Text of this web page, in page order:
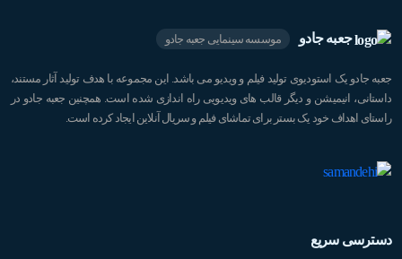
جعبه جادو موسسه سینمایی جعبه جادو
جعبه جادو یک استودیوی تولید فیلم و ویدیو می باشد. این مجموعه با هدف تولید آثار مستند،
داستانی، انیمیشن و دیگر قالب های ویدیویی راه اندازی شده است. همچنین جعبه جادو در
راستای اهداف خود یک بستر برای تماشای فیلم و سریال آنلاین ایجاد کرده است.
دسترسی سریع